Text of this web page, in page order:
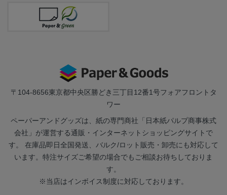
〒104-8656東京都中央区勝どき三丁目12番1号フォアフロントタ
ワー
ペーパーアンドグッズは、紙の専門商社「日本紙パルプ商事株式
会社」が運営する通販・インターネットショッピングサイトで
す。 在庫品即日全国発送、バルク/ロット販売・卸売にも対応して
います。特注サイズご希望の場合でもご相談お待ちしておりま
す。
※当店はインボイス制度に対応しております。